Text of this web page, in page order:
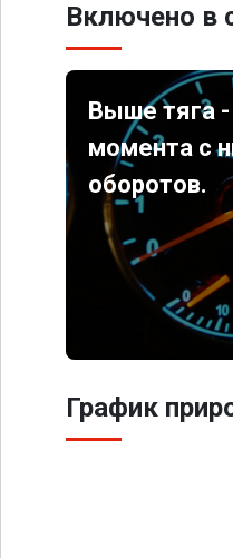
Включено в
Выше тяга -
момента с
оборотов.
График